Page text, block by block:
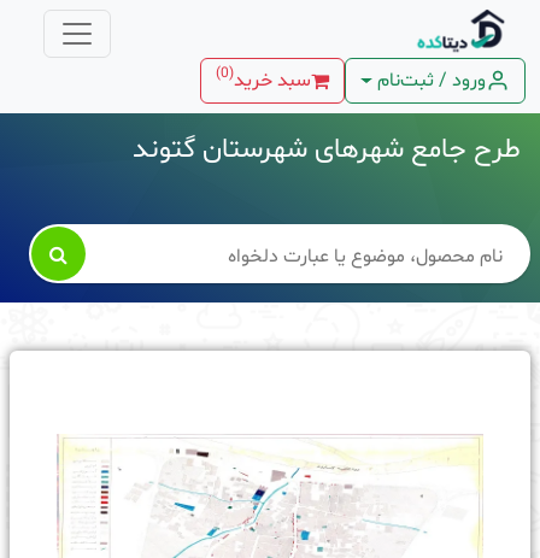
ورود / ثبت‌نام سبد خرید(
0
)
طرح جامع شهرهای شهرستان گتوند
